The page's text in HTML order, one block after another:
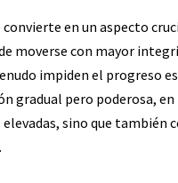
en un aspecto
moverse con mayor
impiden el progreso
gradual pero poderosa, en
sino que también